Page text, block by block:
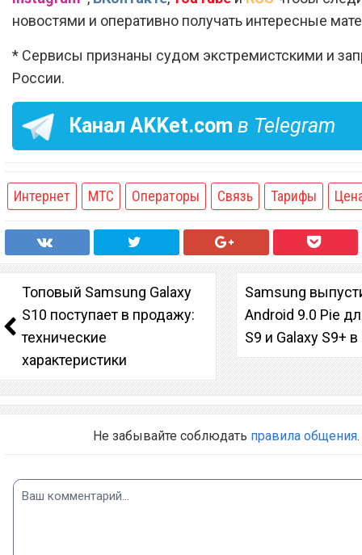
новостями и оперативно получать интересные
* Сервисы признаны судом экстремистскими и
России.
Канал AKKet.com в Telegram
Интернет МТС Операторы Связь Тарифы
Топовый Samsung Galaxy
S10 поступает в продажу:
технические
характеристики
Samsung
Android 9.0 Pie
S9 и Galaxy S9+
Не забывайте соблюдать правила общения.